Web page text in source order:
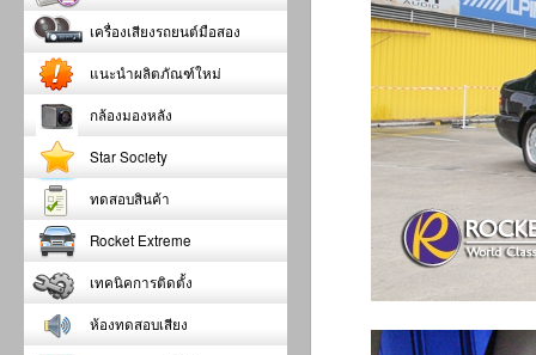
เครื่องเสียงรถยนต์มือสอง
แนะนำผลิตภัณฑ์ใหม่
กล้องมองหลัง
Star Society
ทดสอบสินค้า
Rocket Extreme
เทคนิคการติดตั้ง
ห้องทดสอบเสียง